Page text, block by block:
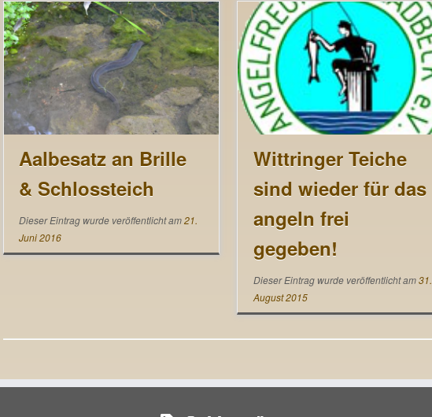
Aalbesatz an Brille
& Schlossteich
Dieser Eintrag wurde veröffentlicht am21.
Juni 2016
Wittringer Teiche
sind wieder für das
angeln frei
gegeben!
Dieser Eintrag wurde veröffentlicht am31.
August 2015